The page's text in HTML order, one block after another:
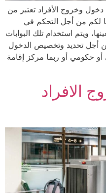
دخول وخروج الأفراد تعتبر من
لكم من أجل التحكم في
ويتم استخدام تلك البوابات
أجل تحديد وتخصيص الدخول
حكومي أو ربما مركز إقامة
الافراد